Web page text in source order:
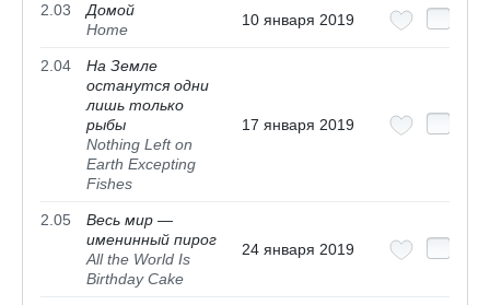
2.03
Домой
Home
10 января 2019
2.04
На Земле
останутся одни
лишь только
рыбы
Nothing Left on
Earth Excepting
Fishes
17 января 2019
2.05
Весь мир —
именинный пирог
All the World Is
Birthday Cake
24 января 2019